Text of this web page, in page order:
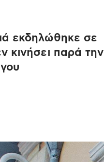
εκδηλώθηκε σε
κινήσει παρά την